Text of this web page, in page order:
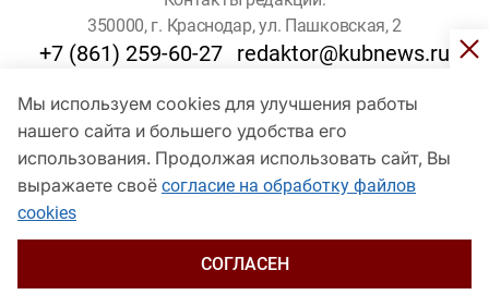
Мы используем cookies для улучшения работы
нашего сайта и большего удобства его
использования. Продолжая использовать сайт, Вы
выражаете своё согласие на обработку файлов
cookies
СОГЛАСЕН
350000, г. Краснодар, ул. Пашковская, 2
+7 (861) 259-60-27 redaktor@kubnews.ru
Для пользователей старше 16 лет
© Кубанские Новости, 2017
Сетевое издание «kubnews» зарегистрировано Федеральной
службой по надзору в сфере связи, информационных технологий
и массовых коммуникаций (Роскомнадзор). Регистрационный
Пашковская, 2). Главный редактор – Филиппов О. Ю.